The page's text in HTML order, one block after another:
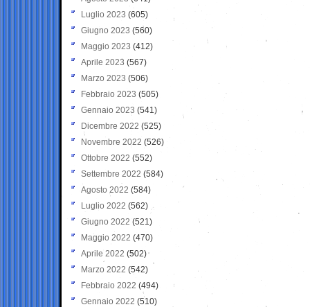
Luglio 2023 (605)
Giugno 2023 (560)
Maggio 2023 (412)
Aprile 2023 (567)
Marzo 2023 (506)
Febbraio 2023 (505)
Gennaio 2023 (541)
Dicembre 2022 (525)
Novembre 2022 (526)
Ottobre 2022 (552)
Settembre 2022 (584)
Agosto 2022 (584)
Luglio 2022 (562)
Giugno 2022 (521)
Maggio 2022 (470)
Aprile 2022 (502)
Marzo 2022 (542)
Febbraio 2022 (494)
Gennaio 2022 (510)